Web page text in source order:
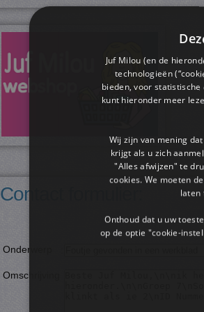
Contact formulier:
Onderwerp
Omschrijving
Juf Milou (en de
technologieën
bieden, voor
kunt hieronder meer
Wij zijn van mening
krijgt als u zich
"Alles afwijzen" te
cookies. We moeten
laten
Onthoud dat u uw
op de optie "cookie-